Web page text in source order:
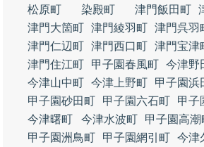
松原町
染殿町 津門飯田町
津門大箇町 津門綾羽町 津門呉羽
津門仁辺町 津門西口町 津門宝津
津門住江町
甲子園春風町 今津野
今津山中町 今津上野町
甲子園浜
甲子園砂田町
甲子園六石町
甲子
今津曙町
今津水波町
甲子園高潮
甲子園洲鳥町
甲子園網引町 今津